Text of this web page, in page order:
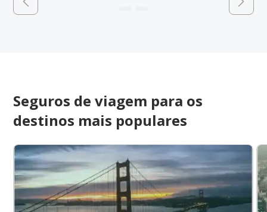
Seguros de viagem para os
destinos mais populares